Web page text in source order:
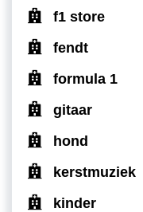
f1 store
fendt
formula 1
gitaar
hond
kerstmuziek
kinder